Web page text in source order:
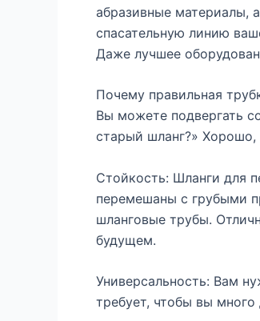
абразивные материалы,
спасательную линию
Даже лучшее
Почему правильная
Вы можете подвергать
старый шланг?»
Стойкость: Шланги для
перемешаны с грубыми
шланговые трубы.
будущем.
Универсальность: Вам
требует, чтобы вы